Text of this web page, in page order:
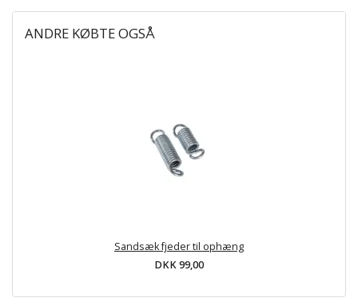
ANDRE KØBTE OGSÅ
Sandsæk fjeder til ophæng
DKK 99,00